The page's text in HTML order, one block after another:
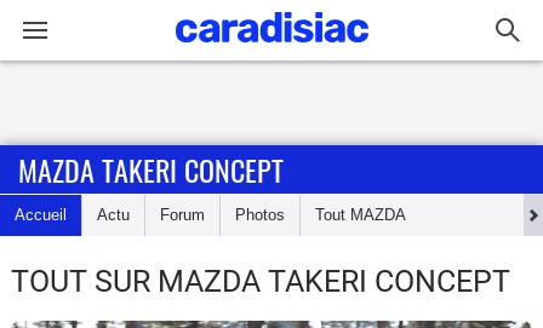
Accueil
Actu
Essais
MAZDA TAKERI CONCEPT
Accueil Actu Forum Photos Tout MAZDA
TOUT SUR MAZDA TAKERI CONCEPT